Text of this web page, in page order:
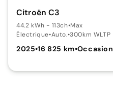
Citroën C3
44.2 kWh - 113ch•Max
Électrique•Auto.•300km WLTP
2025•16 825 km•Occasion